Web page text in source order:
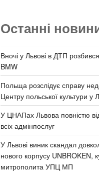
Останні
Вночі у Львові в ДТП
BMW
Польща розслідує справу
Центру польської культури у
У ЦНАПах Львова повністю
всіх адмінпослуг
У Львові виник скандал
нового корпусу UNBROKEN,
митрополита УПЦ МП